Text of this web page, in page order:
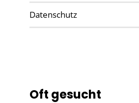
Datenschutz
Oft gesucht